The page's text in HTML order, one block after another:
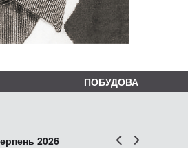
ПОБУДОВА
Попер
2026